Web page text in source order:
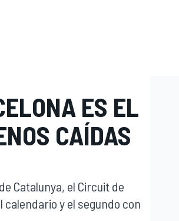
ES EL
CAÍDAS
Catalunya, el Circuit de
y el segundo con